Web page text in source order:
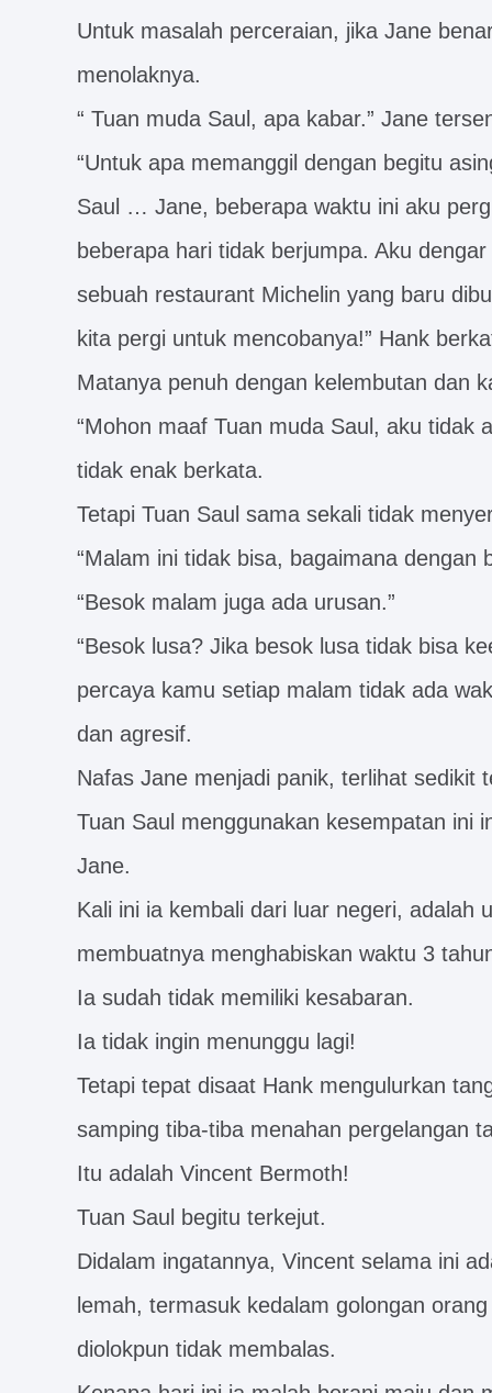
Untuk masalah perceraian, jika Jane
menolaknya.
“ Tuan muda Saul, apa kabar.” Jane
“Untuk apa memanggil dengan begitu
Saul … Jane, beberapa waktu ini aku
beberapa hari tidak berjumpa. Aku
sebuah restaurant Michelin yang baru
kita pergi untuk mencobanya!” Hank
Matanya penuh dengan kelembutan dan
“Mohon maaf Tuan muda Saul, aku tidak
tidak enak berkata.
Tetapi Tuan Saul sama sekali tidak
“Malam ini tidak bisa, bagaimana dengan
“Besok malam juga ada urusan.”
“Besok lusa? Jika besok lusa tidak bisa
percaya kamu setiap malam tidak ada
dan agresif.
Nafas Jane menjadi panik, terlihat sedikit
Tuan Saul menggunakan kesempatan ini
Jane.
Kali ini ia kembali dari luar negeri, adalah
membuatnya menghabiskan waktu 3
Ia sudah tidak memiliki kesabaran.
Ia tidak ingin menunggu lagi!
Tetapi tepat disaat Hank mengulurkan
samping tiba-tiba menahan pergelangan
Itu adalah Vincent Bermoth!
Tuan Saul begitu terkejut.
Didalam ingatannya, Vincent selama ini
lemah, termasuk kedalam golongan
diolokpun tidak membalas.